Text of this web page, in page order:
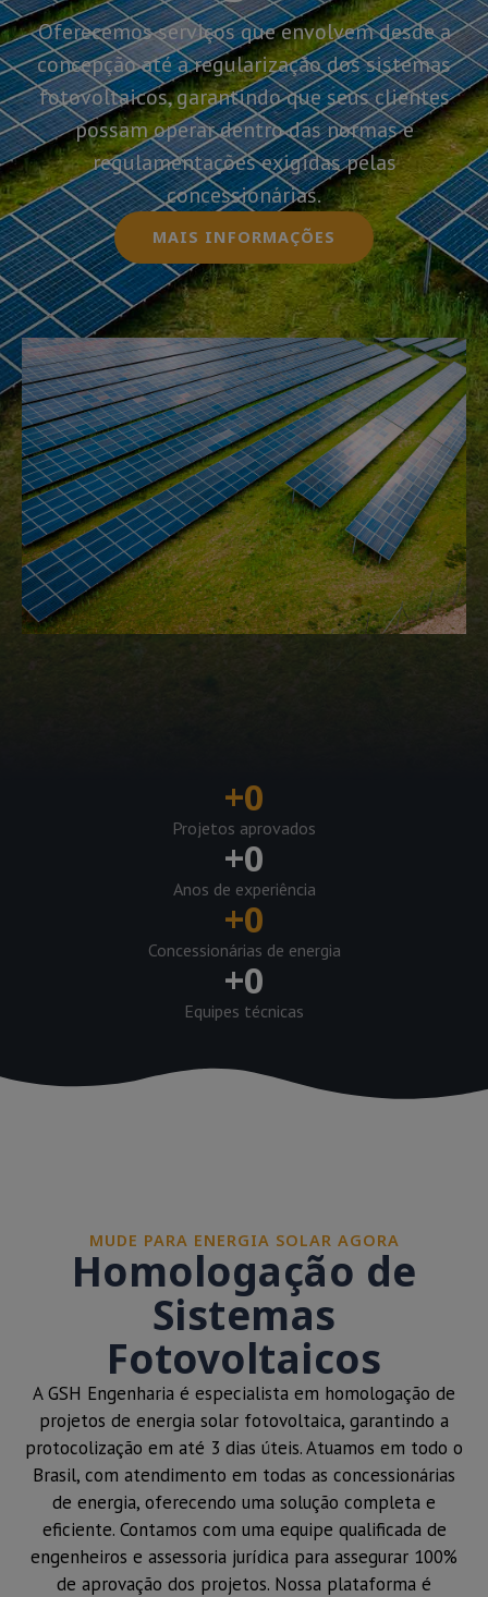
Oferecemos serviços que envolvem desde a
concepção até a regularização dos sistemas
fotovoltaicos, garantindo que seus clientes
possam operar dentro das normas e
regulamentações exigidas pelas
concessionárias.
MAIS INFORMAÇÕES
+0
Projetos aprovados
+0
Anos de experiência
+0
Concessionárias de energia
+0
Equipes técnicas
MUDE PARA ENERGIA SOLAR AGORA
Homologação de
Sistemas
Fotovoltaicos
A GSH Engenharia é especialista em homologação de
projetos de energia solar fotovoltaica, garantindo a
protocolização em até 3 dias úteis. Atuamos em todo o
Brasil, com atendimento em todas as concessionárias
de energia, oferecendo uma solução completa e
eficiente. Contamos com uma equipe qualificada de
engenheiros e assessoria jurídica para assegurar 100%
de aprovação dos projetos. Nossa plataforma é